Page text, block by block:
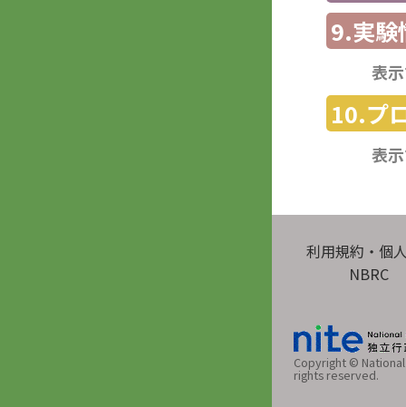
9.実験
表
10.プ
表
利用規約・個
NBRC
Copyright ©
rights reserved.